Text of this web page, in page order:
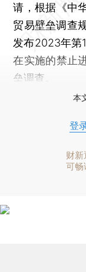
请，根据《中
贸易壁垒调查
发布2023年第
在实施的禁止
垒调查。
本
登
财新
可畅